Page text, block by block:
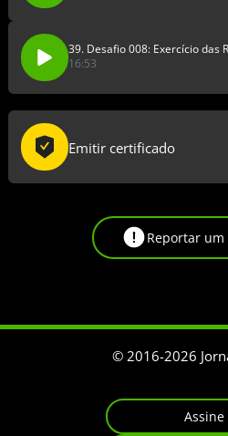
39. Desafio 008: Exercício das
16:53
Emitir certificado
Reportar
© 2016-2026
Assine